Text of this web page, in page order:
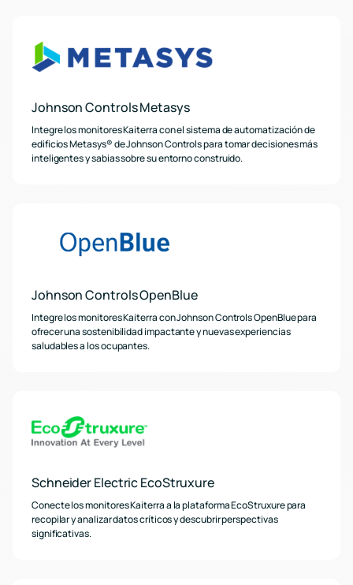
Johnson Controls Metasys
Integre los monitores Kaiterra con el sistema de automatización de
edificios Metasys® de Johnson Controls para tomar decisiones más
inteligentes y sabias sobre su entorno construido.
Johnson Controls OpenBlue
Integre los monitores Kaiterra con Johnson Controls OpenBlue para
ofrecer una sostenibilidad impactante y nuevas experiencias
saludables a los ocupantes.
Schneider Electric EcoStruxure
Conecte los monitores Kaiterra a la plataforma EcoStruxure para
recopilar y analizar datos críticos y descubrir perspectivas
significativas.